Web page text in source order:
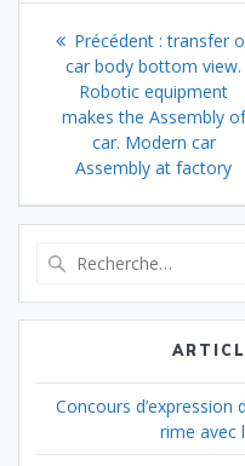
Navigation
l’article
Précédent : Article
précédent
transfer
car body bottom view.
Robotic equipment
makes the Assembly of
car. Modern car
Assembly at factory
Concours
rime avec